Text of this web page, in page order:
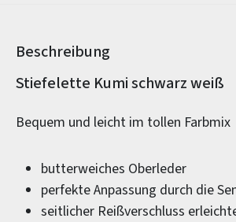
Beschreibung
Produktinformationen
Stiefelette Kumi schwarz weiß
Bequem und leicht im tollen Farbmix
butterweiches Oberleder
perfekte Anpassung durch die
seitlicher Reißverschluss